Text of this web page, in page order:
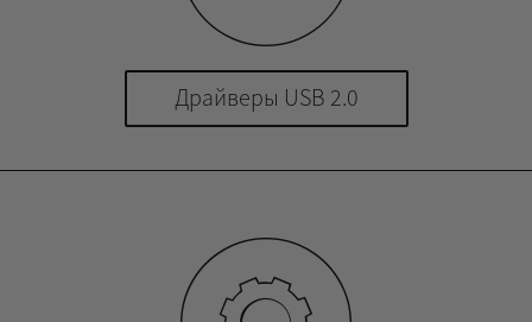
Драйверы USB 2.0